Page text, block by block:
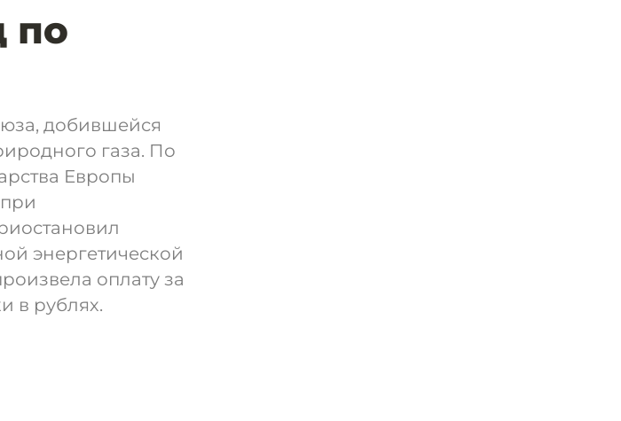
по
добившейся
газа. По
Европы
энергетической
оплату за
в рублях.